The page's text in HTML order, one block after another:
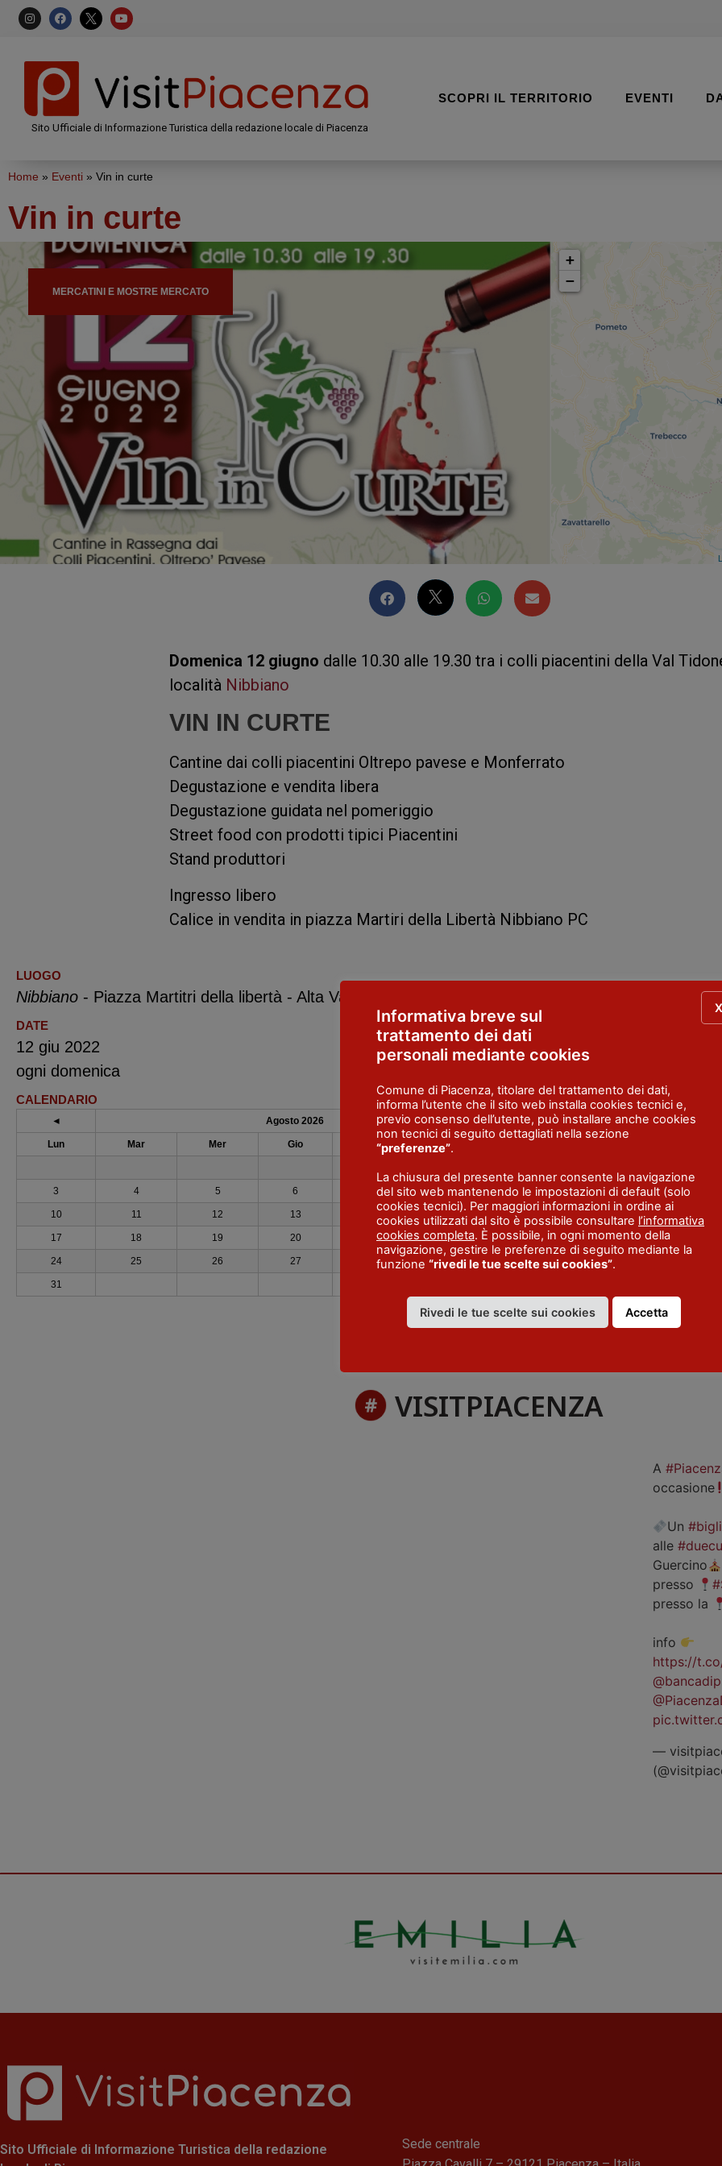
Sito Ufficiale di Informazione Turistica della redazione locale di Piacenza
SCOPRI IL TERRITORIO EVENTI
Home » Eventi » Vin in curte
Vin in curte
MERCATINI E MOSTRE MERCATO
+
−
Domenica 12 giugno dalle 10.30 alle 19.30 tra i colli piacentini della Val
località Nibbiano
VIN IN CURTE
Cantine dai colli piacentini Oltrepo pavese e Monferrato
Degustazione e vendita libera
Degustazione guidata nel pomeriggio
Street food con prodotti tipici Piacentini
Stand produttori
Ingresso libero
Calice in vendita in piazza Martiri della Libertà Nibbiano PC
LUOGO
Nibbiano - Piazza Martitri della libertà - Alta Val Tidone
DATE
12 giu 2022
ogni domenica
CALENDARIO
◄ Agosto 2026 ►
Lun Mar Mer Gio Ven Sab Dom
3 4 5 6 8 9
10 11 12 13 15
17 18 19 20 21 22 23
24 25 26 27 28 29 30
31
VISITPIACENZA
A
occasione
Un
alle
Guercino
presso
presso la
info
https://
—
Sito Ufficiale di Informazione Turistica della redazione
Sede centrale
Informativa breve sul
trattamento dei dati
personali mediante cookies
Comune di Piacenza, titolare del trattamento dei dati,
informa l’utente che il sito web installa cookies tecnici e,
previo consenso dell’utente, può installare anche cookies
non tecnici di seguito dettagliati nella sezione
“preferenze”.
La chiusura del presente banner consente la navigazione
del sito web mantenendo le impostazioni di default (solo
cookies tecnici). Per maggiori informazioni in ordine ai
cookies utilizzati dal sito è possibile consultare l’informativa
cookies completa. È possibile, in ogni momento della
navigazione, gestire le preferenze di seguito mediante la
funzione “rivedi le tue scelte sui cookies”.
Rivedi le tue scelte sui cookies Accetta
X